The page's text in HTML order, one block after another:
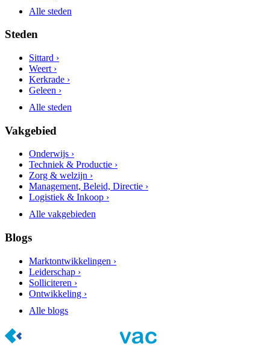
Alle steden
Steden
Sittard ›
Weert ›
Kerkrade ›
Geleen ›
Alle steden
Vakgebied
Onderwijs ›
Techniek & Productie ›
Zorg & welzijn ›
Management, Beleid, Directie ›
Logistiek & Inkoop ›
Alle vakgebieden
Blogs
Marktontwikkelingen ›
Leiderschap ›
Solliciteren ›
Ontwikkeling ›
Alle blogs